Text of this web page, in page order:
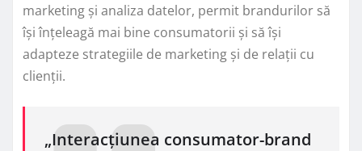
marketing și analiza datelor, permit brandurilor să
își înțeleagă mai bine consumatorii și să își
adapteze strategiile de marketing și de relații cu
clienții.
„Interacțiunea consumator-brand